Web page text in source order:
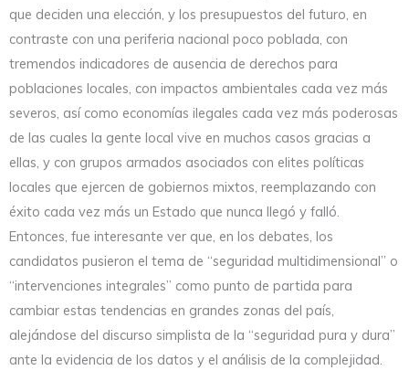
que deciden una elección, y los presupuestos del futuro, en
contraste con una periferia nacional poco poblada, con
tremendos indicadores de ausencia de derechos para
poblaciones locales, con impactos ambientales cada vez más
severos, así como economías ilegales cada vez más poderosas
de las cuales la gente local vive en muchos casos gracias a
ellas, y con grupos armados asociados con elites políticas
locales que ejercen de gobiernos mixtos, reemplazando con
éxito cada vez más un Estado que nunca llegó y falló.
Entonces, fue interesante ver que, en los debates, los
candidatos pusieron el tema de “seguridad multidimensional” o
“intervenciones integrales” como punto de partida para
cambiar estas tendencias en grandes zonas del país,
alejándose del discurso simplista de la “seguridad pura y dura”
ante la evidencia de los datos y el análisis de la complejidad.